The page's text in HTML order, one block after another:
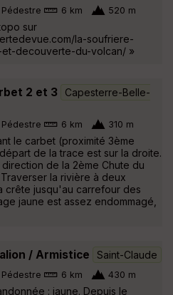
Pédestre 6 km 520 m
sur
la-soufriere-
et-decouverte-du-volcan/ »
2 et 3
Capesterre-Belle-
Pédestre 6 km 310 m
le carbet (proximité 3ème
de la trace est sur la droite.
de la 2ème Chute du
la rivière à deux
crête jusqu'au carrefour des
jaune est assez endommagé,
/ Armistice Saint-Claude
Pédestre 6 km 430 m
: jaune. Depuis le